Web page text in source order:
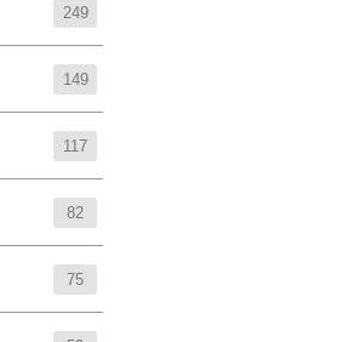
249
149
117
82
75